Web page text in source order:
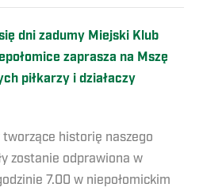
dni zadumy Miejski Klub
zaprasza na Mszę
piłkarzy i działaczy
historię naszego
zostanie odprawiona w
7.00 w niepołomickim